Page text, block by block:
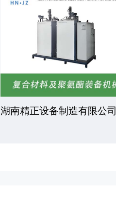
湖南精正设备制造有限公司